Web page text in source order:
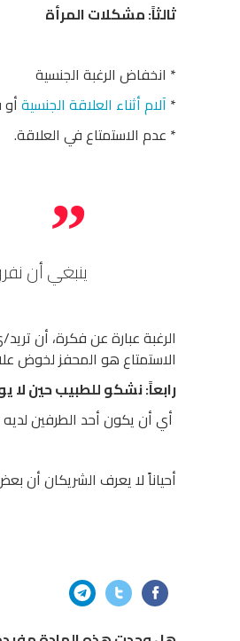
ثالثاً: مشكلات المرأة
* انخفاض الرغبة الجنسية
* آلام أثناء العلاقة الجنسية
* عدم الاستمتاع في العلاقة.
ينبغي أن
الرغبة عبارة عن فكرة، أن
الاستمتاع هو المحفز لخوض
رابعاً: نشكو للطبيب حين لا
أي أن يكون أحد الطرفين
أحياناً لا يعرف الشريكان أن